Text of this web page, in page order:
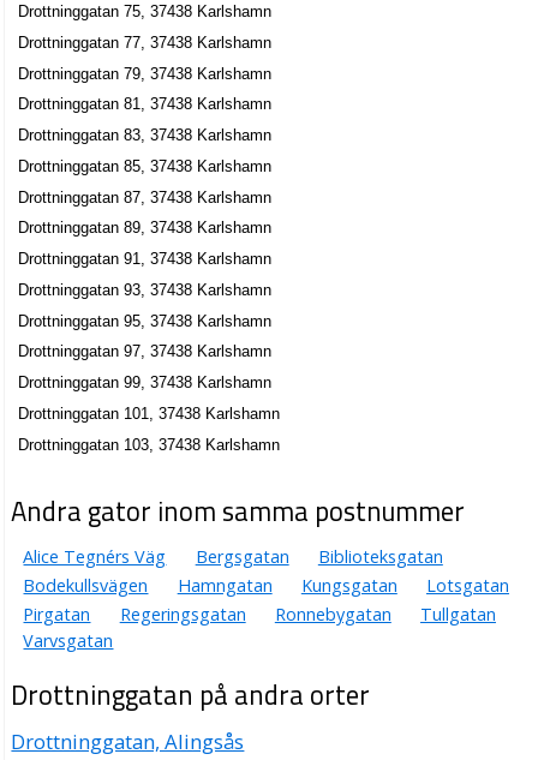
Karlshamns Zoologiska AB
Mats Rickard Kullberg
0454-18290
Drottninggatan 44, 37435 Karlshamn
Garment i Karlshamn AB
Claes Per Gunder Rosenqvist
0454-88442
Drottninggatan 45, 37436 Karlshamn
Marina Kebab & Hamburgerbar HB
Drottninggatan 47, 37436 Karlshamn
Ahlqvist & Co i Karlshamn AB
Björn Paul Broman
0454-15420
Drottninggatan 47, 37436 Karlshamn
Mohammad Amin Salem Farhani
Drottninggatan 47, 37436 Karlshamn
Sporttema Sverige AB
Pierre Ove Jörgen Robért
0454-10920
Svennes Kemtvätt HB
0454-15266
Drottninggatan 75, 37438 Karlshamn
Drottninggatan 77, 37438 Karlshamn
Drottninggatan 79, 37438 Karlshamn
Drottninggatan 81, 37438 Karlshamn
Drottninggatan 83, 37438 Karlshamn
Drottninggatan 85, 37438 Karlshamn
Drottninggatan 87, 37438 Karlshamn
Drottninggatan 89, 37438 Karlshamn
Drottninggatan 91, 37438 Karlshamn
Drottninggatan 93, 37438 Karlshamn
Drottninggatan 95, 37438 Karlshamn
Drottninggatan 97, 37438 Karlshamn
Drottninggatan 99, 37438 Karlshamn
Drottninggatan 101, 37438 Karlshamn
Drottninggatan 103, 37438 Karlshamn
Andra gator inom samma postnummer
Alice Tegnérs Väg Bergsgatan
Biblioteksgatan
Bodekullsvägen
Hamngatan Kungsgatan
Lotsgatan
Pirgatan
Regeringsgatan Ronnebygatan
Tullgatan
Varvsgatan
Drottninggatan på andra orter
Drottninggatan, Alingsås